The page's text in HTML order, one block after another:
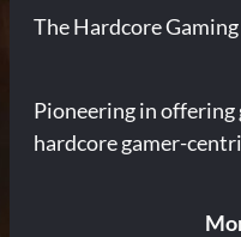
The Hardcore
Pioneering in
hardcore gamer-